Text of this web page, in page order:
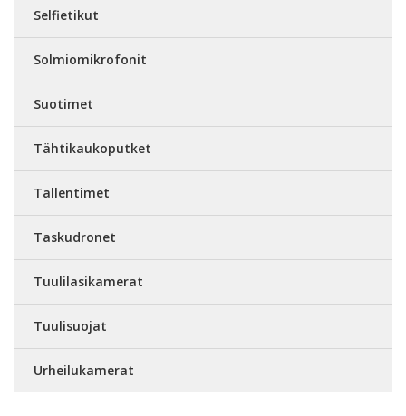
Selfietikut
Solmiomikrofonit
Suotimet
Tähtikaukoputket
Tallentimet
Taskudronet
Tuulilasikamerat
Tuulisuojat
Urheilukamerat